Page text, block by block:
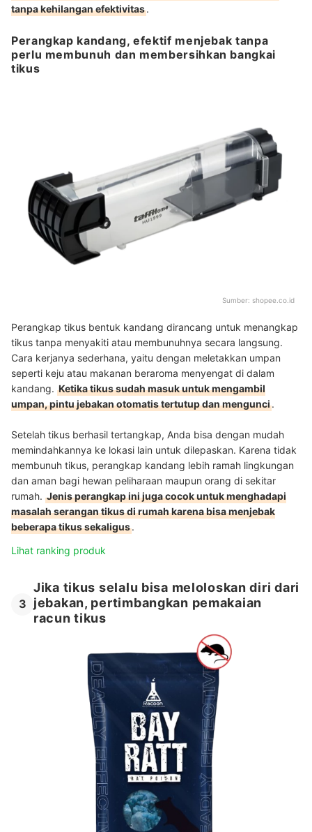
tanpa kehilangan efektivitas.
Perangkap kandang, efektif menjebak tanpa
perlu membunuh dan membersihkan bangkai
tikus
Sumber: shopee.co.id
Perangkap tikus bentuk kandang dirancang untuk menangkap
tikus tanpa menyakiti atau membunuhnya secara langsung.
Cara kerjanya sederhana, yaitu dengan meletakkan umpan
seperti keju atau makanan beraroma menyengat di dalam
kandang. Ketika tikus sudah masuk untuk mengambil
umpan, pintu jebakan otomatis tertutup dan mengunci.
Setelah tikus berhasil tertangkap, Anda bisa dengan mudah
memindahkannya ke lokasi lain untuk dilepaskan. Karena tidak
membunuh tikus, perangkap kandang lebih ramah lingkungan
dan aman bagi hewan peliharaan maupun orang di sekitar
rumah. Jenis perangkap ini juga cocok untuk menghadapi
masalah serangan tikus di rumah karena bisa menjebak
beberapa tikus sekaligus.
Lihat ranking produk
3
Jika tikus selalu bisa meloloskan diri dari
jebakan, pertimbangkan pemakaian
racun tikus